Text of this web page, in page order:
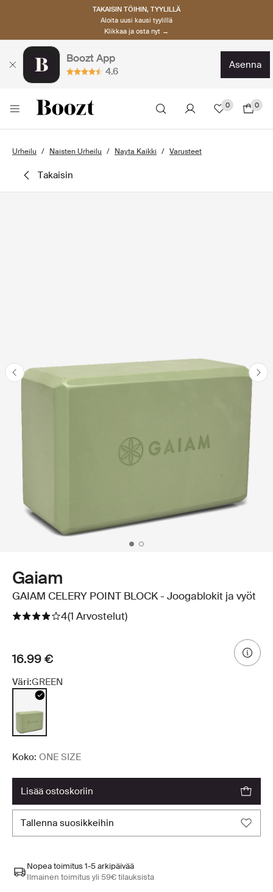
TAKAISIN TÖIHIN, TYYLILLÄ
Aloita uusi kausi tyylillä
Klikkaa ja osta nyt →
Boozt App
4.6
asenna
0 0
Urheilu Naisten Urheilu Nayta Kaikki Varusteet
takaisin
Gaiam
GAIAM CELERY POINT BLOCK - Joogablokit ja vyöt
4(1 Arvostelut)
16.99 €
Väri:GREEN
Koko: ONE SIZE
lisää ostoskoriin
tallenna suosikkeihin
Nopea toimitus 1-5 arkipäivää
Ilmainen toimitus yli 59€ tilauksista